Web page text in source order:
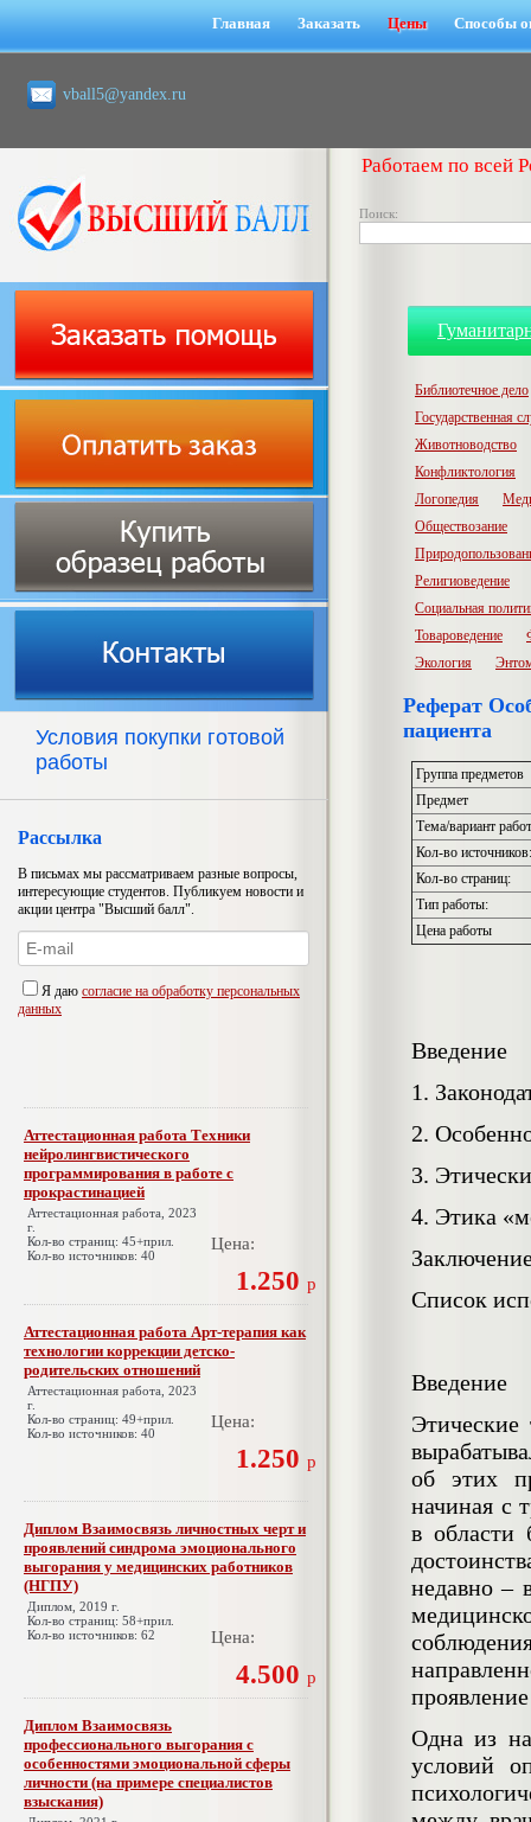
Главная Заказать Цены Способы
vball5@yandex.ru
Работаем по всей
Поиск:
Условия покупки готовой
работы
Рассылка
В письмах мы рассматриваем разные вопросы,
интересующие студентов. Публикуем новости и
акции центра "Высший балл".
Я даю согласие на обработку персональных
данных
Аттестационная работа Техники
нейролингвистического
программирования в работе с
прокрастинацией
Аттестационная работа, 2023
г.
Кол-во страниц: 45+прил.
Кол-во источников: 40
Цена:
1.250 р
Аттестационная работа Арт-терапия как
технологии коррекции детско-
родительских отношений
Аттестационная работа, 2023
г.
Кол-во страниц: 49+прил.
Кол-во источников: 40
Цена:
1.250 р
Диплом Взаимосвязь личностных черт и
проявлений синдрома эмоционального
выгорания у медицинских работников
(НГПУ)
Диплом, 2019 г.
Кол-во страниц: 58+прил.
Кол-во источников: 62
Цена:
4.500 р
Диплом Взаимосвязь
профессионального выгорания с
особенностями эмоциональной сферы
личности (на примере специалистов
взыскания)
Библиотечное дело
Государственная
Животноводство
Конфликтология
Логопедия
Обществозание
Религиоведение
Социальная
Товароведение
Экология
Реферат
пациента
Группа предметов
Предмет
Тема/вариант
Кол-во источников:
Кол-во страниц:
Тип работы:
Цена работы
Введение
1.
2.
3.
4. Этика
Список
Введение
об этих
начиная с
в области
недавно –
Одна из
условий